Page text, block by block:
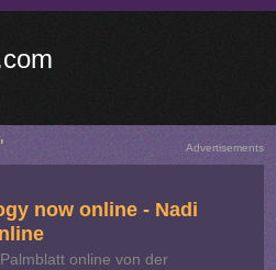
Advertisements
now online - Nadi
online von der